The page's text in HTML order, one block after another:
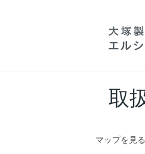
取
マップを見る